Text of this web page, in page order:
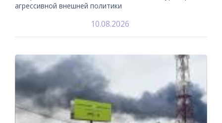
агрессивной внешней политики
10.08.2026